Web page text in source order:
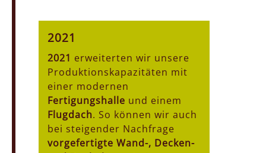
2021
2021 erweiterten wir unsere
Produktionskapazitäten mit
einer modernen
Fertigungshalle und einem
Flugdach. So können wir auch
bei steigender Nachfrage
vorgefertigte Wand-, Decken-